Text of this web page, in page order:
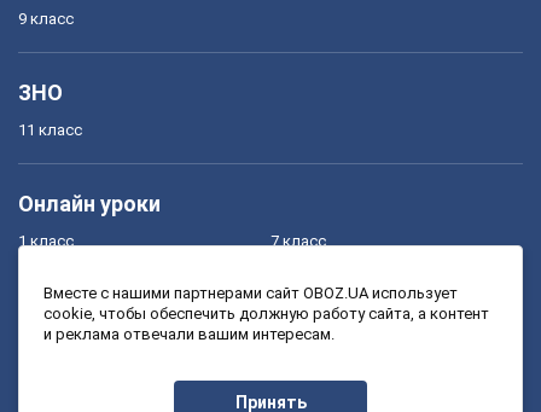
9 класс
ЗНО
11 класс
Онлайн уроки
1 класс
3 класс
7 класс
9 класс
Вместе с нашими партнерами сайт OBOZ.UA использует
cookie, чтобы обеспечить должную работу сайта, а контент
и реклама отвечали вашим интересам.
Принять